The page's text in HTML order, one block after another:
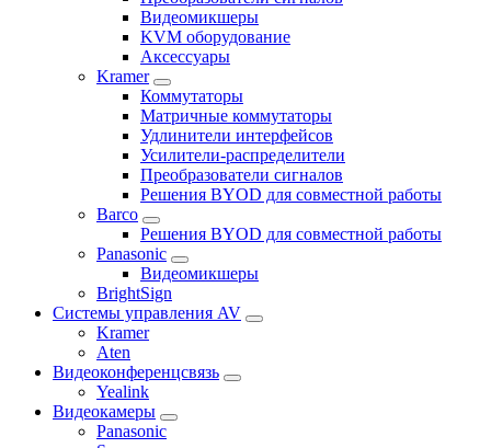
Видеомикшеры
KVM оборудование
Аксессуары
Kramer
Коммутаторы
Матричные коммутаторы
Удлинители интерфейсов
Усилители-распределители
Преобразователи сигналов
Решения BYOD для совместной работы
Barco
Решения BYOD для совместной работы
Panasonic
Видеомикшеры
BrightSign
Системы управления AV
Kramer
Aten
Видеоконференцсвязь
Yealink
Видеокамеры
Panasonic